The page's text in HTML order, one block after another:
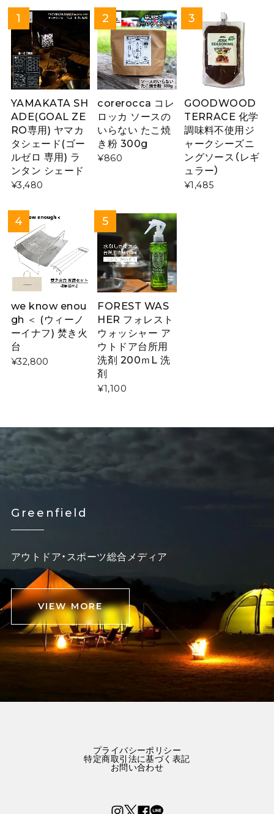
YAMAKATA SH
ADE(GOAL ZE
RO専用) ヤマカ
タシェード(ゴー
ルゼロ 専用) ラ
ンタン シェード
¥3,480
corerocca コレ
ロッカ ソースの
いらない たこ焼
き粉 300g
¥860
GOODWOOD
TERRACE 化学
調味料不使用ジ
ャークシーズニ
ングソース（レギ
ュラー）
¥1,485
we know enou
gh ＜ (ウィーノ
ーイナフ) 焚き火
台
¥32,800
FOREST WAS
HER フォレスト
ウォッシャー ア
ウトドア台所用
洗剤 200ｍL 洗
剤
¥1,100
Greenfield
アウトドア・スポーツ総合メディア
VIEW MORE
プライバシーポリシー
特定商取引法に基づく表記
お問い合わせ